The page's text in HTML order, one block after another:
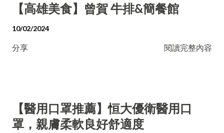
【高雄美食】曾賀 牛排&簡餐館
10/02/2024
分享 閱讀完整內容
【醫用口罩推薦】恒大優衛醫用口
罩，親膚柔軟良好舒適度